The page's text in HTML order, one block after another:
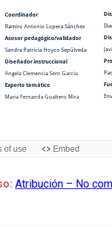
Atribución – No